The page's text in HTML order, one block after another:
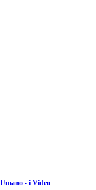
- i Video